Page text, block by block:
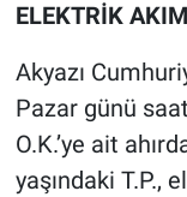
ELEKTRİK
Akyazı
Pazar günü
O.K.’ye ait
yaşındaki T.P.,